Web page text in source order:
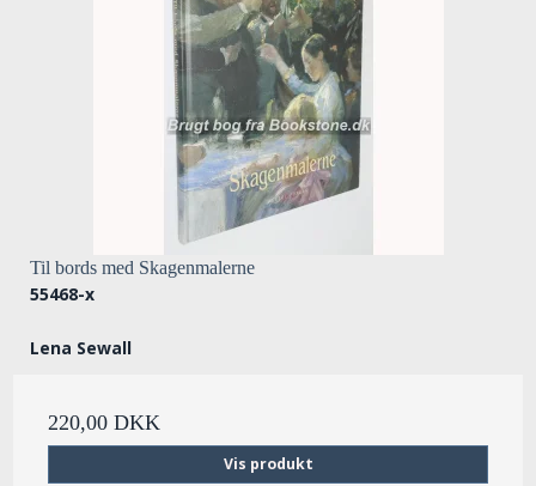
Til bords med Skagenmalerne
55468-x
Lena Sewall
220,00 DKK
Vis produkt